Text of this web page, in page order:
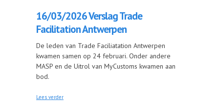
16/03/2026 Verslag Trade
Facilitation Antwerpen
De leden van Trade Faciliatation Antwerpen
kwamen samen op 24 februari. Onder andere
MASP en de Uitrol van MyCustoms kwamen aan
bod.
Lees verder